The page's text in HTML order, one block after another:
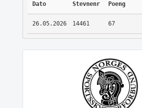
Dato Stevnenr Poeng
26.05.2026 14461 67